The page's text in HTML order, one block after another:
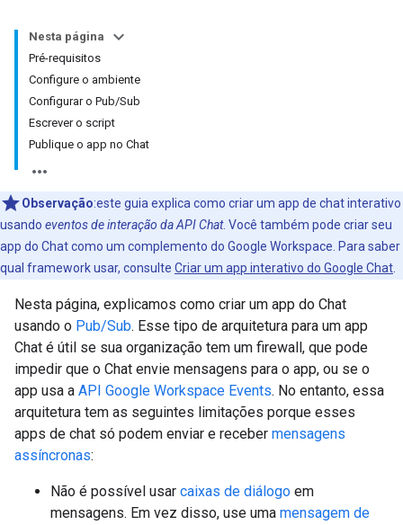
Nesta página
Pré-requisitos
Configure o ambiente
Configurar o Pub/Sub
Escrever o script
Publique o app no Chat
Observação:este guia explica como criar um app de chat interativo
usando eventos de interação da API Chat. Você também pode criar seu
app do Chat como um complemento do Google Workspace. Para saber
qual framework usar, consulte Criar um app interativo do Google Chat
Nesta página, explicamos como criar um app do Chat
usando o Pub/Sub. Esse tipo de arquitetura para um app
Chat é útil se sua organização tem um firewall, que pode
impedir que o Chat envie mensagens para o app, ou se o
app usa a API Google Workspace Events. No entanto, essa
arquitetura tem as seguintes limitações porque esses
apps de chat só podem enviar e receber mensagens
assíncronas:
Não é possível usar caixas de diálogo em
mensagens. Em vez disso, use uma mensagem de